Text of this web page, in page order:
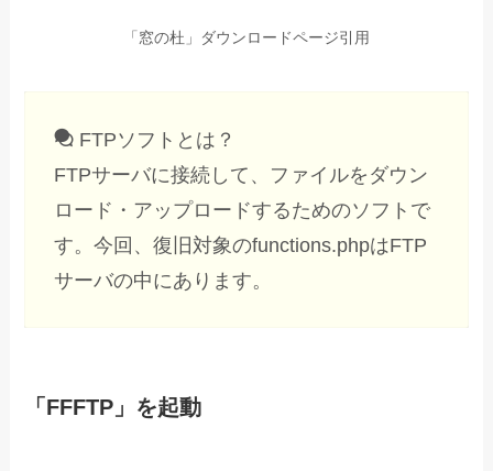
「窓の杜」ダウンロードページ引用
FTPソフトとは？
FTPサーバに接続して、ファイルをダウン
ロード・アップロードするためのソフトで
す。今回、復旧対象のfunctions.phpはFTP
サーバの中にあります。
「FFFTP」を起動